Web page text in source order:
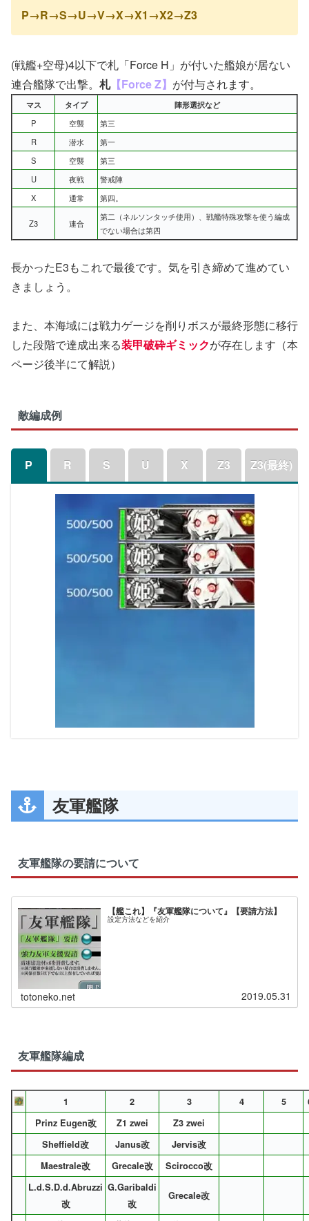
P→R→S→U→V→X→X1→X2→Z3
(戦艦+空母)4以下で札「Force H」が付いた艦娘が居ない
連合艦隊で出撃。 札【Force Z】 が付与されます。
マス タイプ
陣形選択など
P
空襲
第三
R
潜水
第一
S
空襲
第三
U
夜戦
警戒陣
X
通常 第四。
Z3 連合
第二（ネルソンタッチ使用）、戦艦特殊攻撃を使う編成
でない場合は第四
長かったE3もこれで最後です。気を引き締めて進めてい
きましょう。
また、本海域には戦力ゲージを削りボスが最終形態に移行
した段階で達成出来る装甲破砕ギミックが存在します（本
ページ後半にて解説）
敵編成例
P R S U X Z3 Z3(最終)
友軍艦隊
友軍艦隊の要請について
【艦これ】『友軍艦隊について』【要請方法】
設定方法などを紹介
totoneko.net 2019.05.31
友軍艦隊編成
1 2 3 4 5
Prinz Eugen改
Z1 zwei
Z3 zwei
Sheffield改
Janus改
Jervis改
Maestrale改
Grecale改
Scirocco改
L.d.S.D.d.Abruzzi
改
G.Garibaldi
改
Grecale改